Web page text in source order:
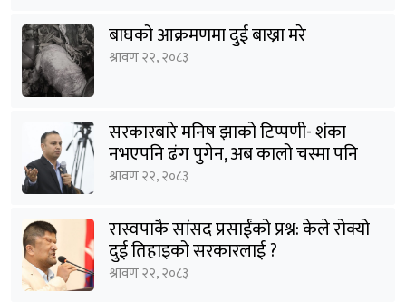
बाघको आक्रमणमा दुई बाख्रा मरे
श्रावण २२, २०८३
सरकारबारे मनिष झाको टिप्पणी- शंका
नभएपनि ढंग पुगेन, अब कालो चस्मा पनि
हटाउनुपर्छ
श्रावण २२, २०८३
रास्वपाकै सांसद प्रसाईंको प्रश्न: केले रोक्यो
दुई तिहाइको सरकारलाई ?
श्रावण २२, २०८३